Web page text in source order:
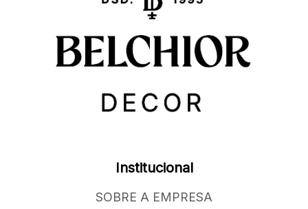
Institucional
SOBRE A EMPRESA